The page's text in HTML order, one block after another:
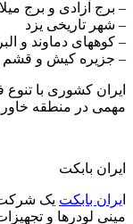
– برج آزادی و برج
– شهر تاریخی یزد
– کوههای دماوند و
– جزیره کیش و قشم
ایران کشوری با
مهمی در منطقه
ایران بابکت
یران بابکت یک شرکت